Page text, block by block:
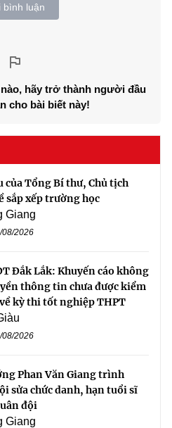
bình luận
hãy trở thành người đầu
cho bài biết này!
của Tổng Bí thư, Chủ tịch
sắp xếp trường học
Giang
08/2026
Đắk Lắk: Khuyến cáo không
thông tin chưa được kiểm
kỳ thi tốt nghiệp THPT
08/2026
Phan Văn Giang trình
sửa chức danh, hạn tuổi sĩ
đội
Giang